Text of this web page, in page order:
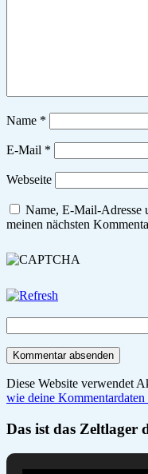
Name *
E-Mail *
Webseite
Name, E-Mail-Adresse
meinen nächsten
Diese Website verwendet
wie deine
Das ist das